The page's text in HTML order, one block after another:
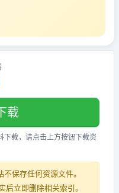
载
下载，请点击上方按钮下载资
保存任何资源文件。
立即删除相关索引。